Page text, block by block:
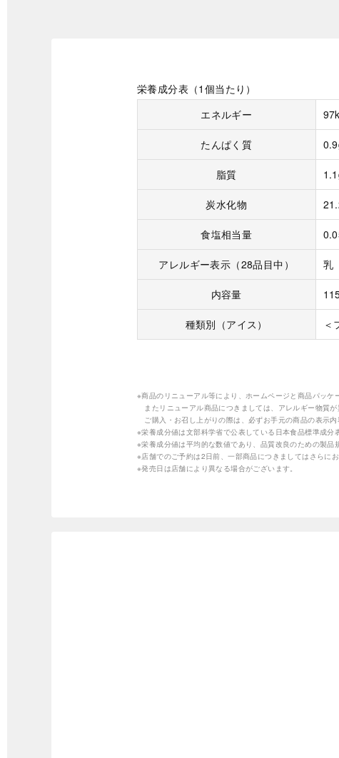
栄養成分表（1個当たり）
エネルギー
たんぱく質
脂質
炭水化物
食塩相当量
アレルギー表示（28品目中） 乳
内容量
種類別（アイス） ＜
※商品のリニューアル等により、ホームページと商品パッケ
またリニューアル商品につきましては、アレルギー物質が
ご購入・お召し上がりの際は、必ずお手元の商品の表示内
※栄養成分値は文部科学省で公表している日本食品標準成
※栄養成分値は平均的な数値であり、品質改良のための製品
※店舗でのご予約は2日前、一部商品につきましてはさらに
※発売日は店舗により異なる場合がございます。